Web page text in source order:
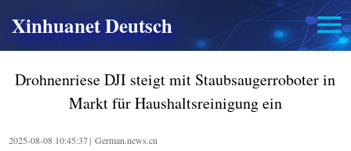
Xinhuanet Deutsch
Drohnenriese DJI steigt mit Staubsaugerroboter in
Markt für Haushaltsreinigung ein
2025-08-08 10:45:37| German.news.cn